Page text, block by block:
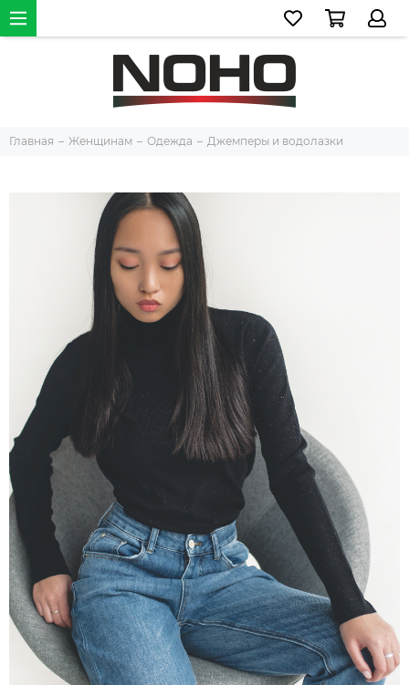
Главная Женщинам Одежда Джемперы и водолазки